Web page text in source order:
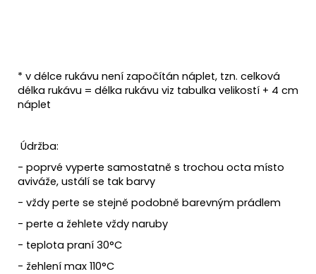
* v délce rukávu není započítán náplet, tzn. celková
délka rukávu = délka rukávu viz tabulka velikostí + 4 cm
náplet
Údržba:
- poprvé vyperte samostatně s trochou octa místo
aviváže, ustálí se tak barvy
- vždy perte se stejně podobně barevným prádlem
- perte a žehlete vždy naruby
- teplota praní 30°C
- žehlení max 110°C